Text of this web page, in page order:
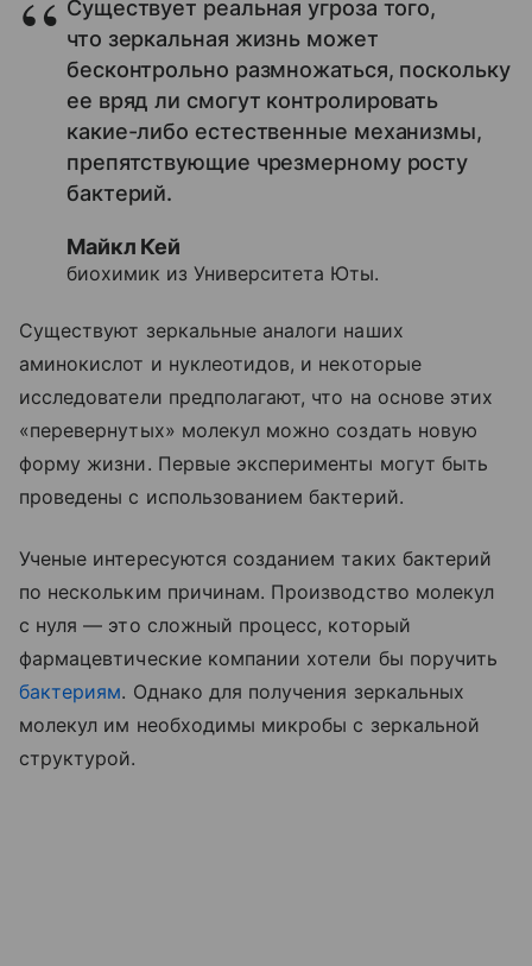
Существует реальная угроза того,
что зеркальная жизнь может
бесконтрольно размножаться, поскольку
ее вряд ли смогут контролировать
какие-либо естественные механизмы,
препятствующие чрезмерному росту
бактерий.
Майкл Кей
биохимик из Университета Юты.
Существуют зеркальные аналоги наших
аминокислот и нуклеотидов, и некоторые
исследователи предполагают, что на основе этих
«перевернутых» молекул можно создать новую
форму жизни. Первые эксперименты могут быть
проведены с использованием бактерий.
Ученые интересуются созданием таких бактерий
по нескольким причинам. Производство молекул
с нуля — это сложный процесс, который
фармацевтические компании хотели бы поручить
бактериям. Однако для получения зеркальных
молекул им необходимы микробы с зеркальной
структурой.